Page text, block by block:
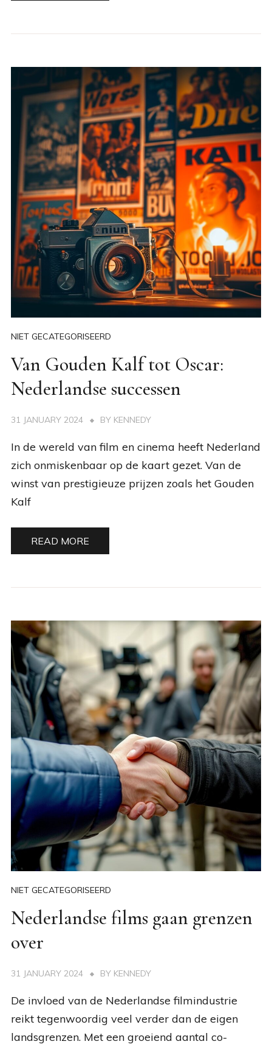
NIET GECATEGORISEERD
Van Gouden Kalf tot Oscar:
Nederlandse successen
31 JANUARY 2024 BY KENNEDY
In de wereld van film en cinema heeft Nederland
zich onmiskenbaar op de kaart gezet. Van de
winst van prestigieuze prijzen zoals het Gouden
Kalf
READ MORE
NIET GECATEGORISEERD
Nederlandse films gaan grenzen
over
31 JANUARY 2024 BY KENNEDY
De invloed van de Nederlandse filmindustrie
reikt tegenwoordig veel verder dan de eigen
landsgrenzen. Met een groeiend aantal co-